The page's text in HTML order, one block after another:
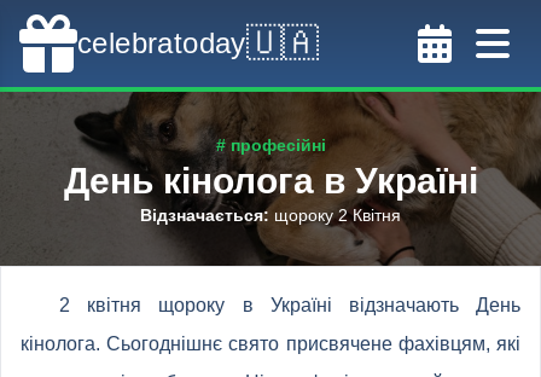
celebratoday🇺🇦
# професійні
День кінолога в Україні
Відзначається: щороку 2 Квітня
2 квітня щороку в Україні відзначають День
кінолога. Сьогоднішнє свято присвячене фахівцям, які